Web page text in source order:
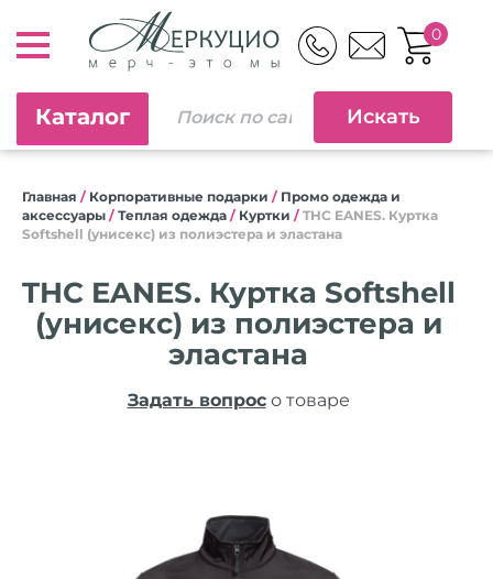
0
Каталог
Главная / Корпоративные подарки / Промо одежда и
аксессуары / Теплая одежда / Куртки / THC EANES. Куртка
Softshell (унисекс) из полиэстера и эластана
THC EANES. Куртка Softshell
(унисекс) из полиэстера и
эластана
Задать вопросо товаре